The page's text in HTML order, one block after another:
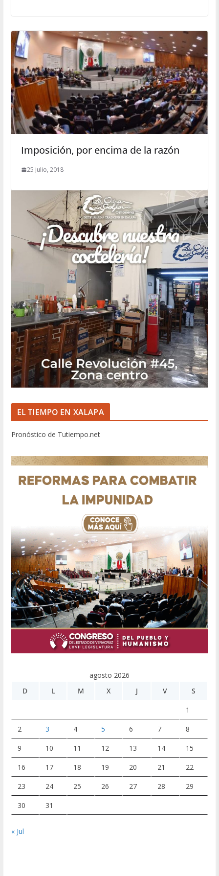
Imposición, por encima de la razón
25 julio, 2018
EL TIEMPO EN XALAPA
Pronóstico de Tutiempo.net
agosto 2026
D
L M X J V S
1
2 3 4 5 6 7 8
9 10 11 12 13 14 15
16 17 18 19 20 21 22
23 24 25 26 27 28 29
30 31
« Jul